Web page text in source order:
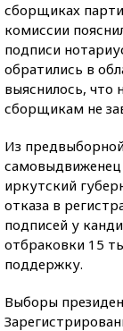
сборщиках
комиссии
подписи
обратились в
выяснилось, что
сборщикам не
Из
самовыдвиженец
иркутский
отказа в
подписей у
отбраковки 15
поддержку.
Выборы